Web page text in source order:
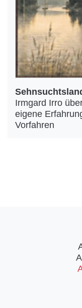
Irmgard Irro
eigene
Vorfahren